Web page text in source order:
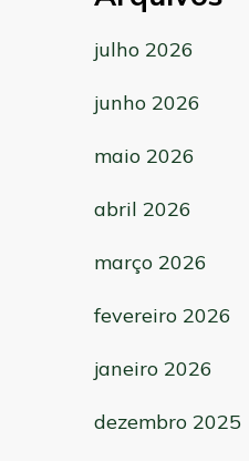
julho 2026
junho 2026
maio 2026
abril 2026
março 2026
fevereiro 2026
janeiro 2026
dezembro 2025